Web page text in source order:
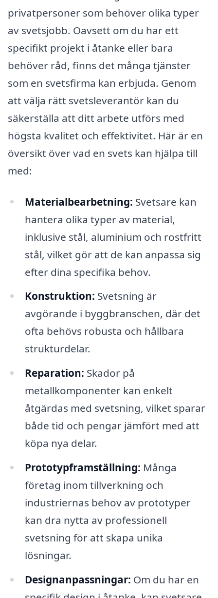
privatpersoner som behöver olika typer
av svetsjobb. Oavsett om du har ett
specifikt projekt i åtanke eller bara
behöver råd, finns det många tjänster
som en svetsfirma kan erbjuda. Genom
att välja rätt svetsleverantör kan du
säkerställa att ditt arbete utförs med
högsta kvalitet och effektivitet. Här är en
översikt över vad en svets kan hjälpa till
med:
Materialbearbetning: Svetsare kan
hantera olika typer av material,
inklusive stål, aluminium och rostfritt
stål, vilket gör att de kan anpassa sig
efter dina specifika behov.
Konstruktion: Svetsning är
avgörande i byggbranschen, där det
ofta behövs robusta och hållbara
strukturdelar.
Reparation: Skador på
metallkomponenter kan enkelt
åtgärdas med svetsning, vilket sparar
både tid och pengar jämfört med att
köpa nya delar.
Prototypframställning: Många
företag inom tillverkning och
industriernas behov av prototyper
kan dra nytta av professionell
svetsning för att skapa unika
lösningar.
Designanpassningar: Om du har en